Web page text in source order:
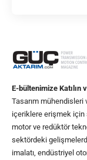
E-bültenimize Katılın
Tasarım mühendisleri
içeriklere erişmek için
motor ve redüktör
sektördeki
imalatı, endüstriyel